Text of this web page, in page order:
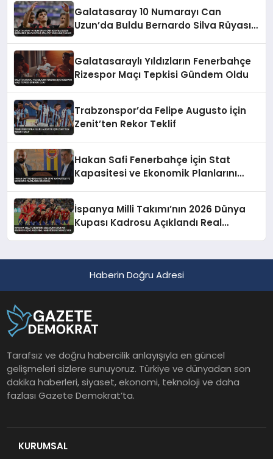
Galatasaray 10 Numarayı Can
Uzun’da Buldu Bernardo Silva Rüyası
Galatasaraylı Yıldızların Fenerbahçe
Rizespor Maçı Tepkisi Gündem Oldu
Trabzonspor’da Felipe Augusto İçin
Zenit’ten Rekor Teklif
Hakan Safi Fenerbahçe İçin Stat
Kapasitesi ve Ekonomik Planlarını
İspanya Milli Takımı’nın 2026 Dünya
Kupası Kadrosu Açıklandı Real
Haberin Doğru Adresi
Tarafsız ve doğru habercilik anlayışıyla en güncel
gelişmeleri sizlere sunuyoruz. Türkiye ve dünyadan son
dakika haberleri, siyaset, ekonomi, teknoloji ve daha
fazlası Gazete Demokrat’ta.
KURUMSAL